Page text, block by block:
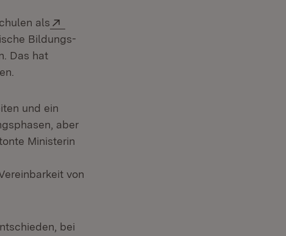
als
Bildungs-
Das hat
und ein
aber
Ministerin
von
bei